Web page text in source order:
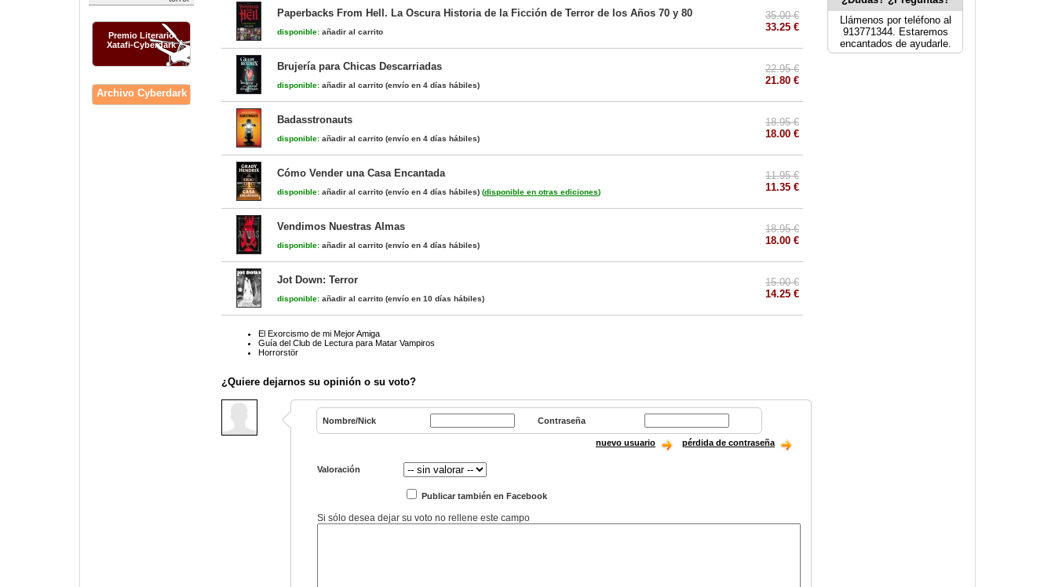
Premio Literario
Xatafi-Cyberdark
Archivo Cyberdark
Paperbacks From Hell. La Oscura Historia de la Ficción de Terror de los Años 70 y 80
disponible: añadir al carrito
35.00 €
33.25 €
Brujería para Chicas Descarriadas
disponible: añadir al carrito (envío en 4 días hábiles)
22.95 €
21.80 €
Badasstronauts
disponible: añadir al carrito (envío en 4 días hábiles)
18.95 €
18.00 €
Cómo Vender una Casa Encantada
disponible: añadir al carrito (envío en 4 días hábiles) (disponible en otras ediciones)
11.95 €
11.35 €
Vendimos Nuestras Almas
disponible: añadir al carrito (envío en 4 días hábiles)
18.95 €
18.00 €
Jot Down: Terror
disponible: añadir al carrito (envío en 10 días hábiles)
15.00 €
14.25 €
El Exorcismo de mi Mejor Amiga
Guía del Club de Lectura para Matar Vampiros
Horrorstör
¿Quiere dejarnos su opinión o su voto?
Nombre/Nick Contraseña
nuevo usuario pérdida de contraseña
Valoración
Publicar también en Facebook
Si sólo desea dejar su voto no rellene este campo
Llámenos por teléfono al
913771344. Estaremos
encantados de ayudarle.